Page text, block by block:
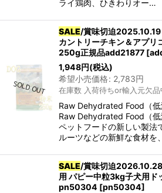
ライ鶏肉、ひきわりオー…
SALE/賞味切迫
カントリーチキン＆アプリ
250g正規品add21877 [
1,948円(税込)
希望小売価格: 2,783円
在庫数 入荷待ちor輸入元欠品
Raw Dehydrated Food（
Raw Dehydrated Food（低
ペットフードの新しい製法
ルーツなどの新鮮な食材を
SALE/賞味切迫
用 パピー中粒3kg子犬用ド
pn50304 [pn50304]